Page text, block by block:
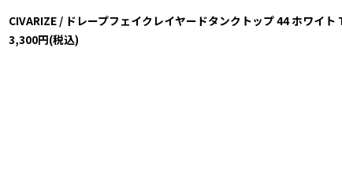
CIVARIZE / ドレープフェイクレイヤードタンクトップ 44 ホワイ
3,300円(税込)